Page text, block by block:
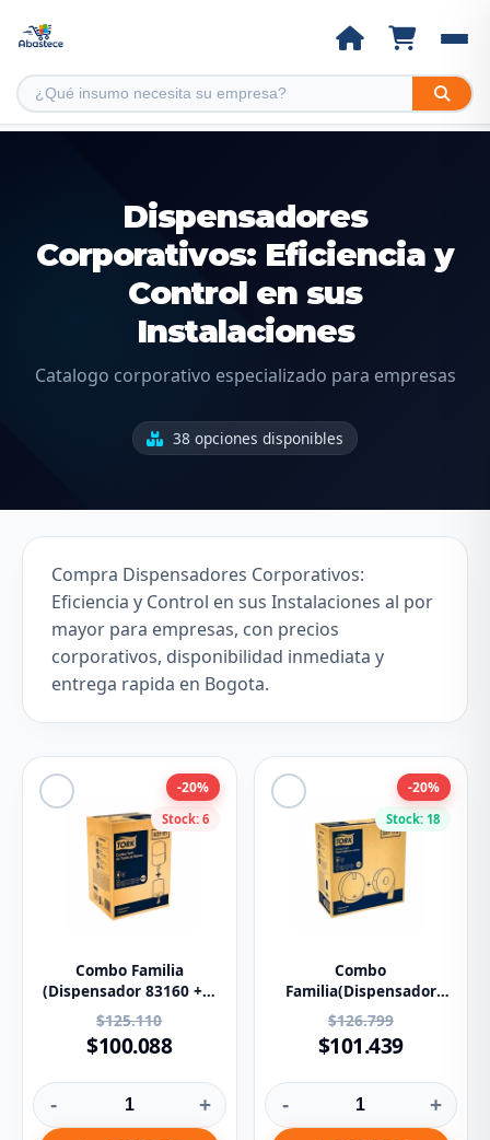
Dispensadores
Corporativos: Eficiencia y
Control en sus
Instalaciones
Catalogo corporativo especializado para empresas
38 opciones disponibles
Compra Dispensadores Corporativos:
Eficiencia y Control en sus Instalaciones al por
mayor para empresas, con precios
corporativos, disponibilidad inmediata y
entrega rapida en Bogota.
Stock: 6
-20%
Combo Familia
(Dispensador 83160 + T
Manos 73689) 83161
$125.110
$100.088
- +
Stock: 18
-20%
Combo
Familia(Dispensador
83412+ P Higienico
71178) 201170/203232
$126.799
$101.439
- +